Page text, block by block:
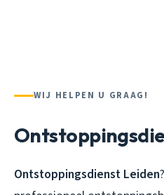
WIJ HELPEN U GRAAG!
Ontstoppingsdienst Leiden